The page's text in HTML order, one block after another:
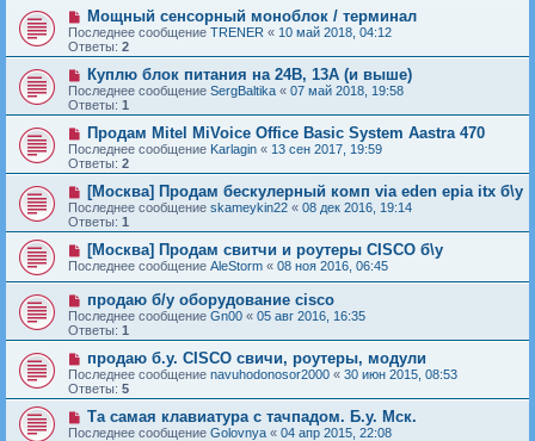
Мощный сенсорный моноблок / терминал
Последнее сообщение TRENER « 10 май 2018, 04:12
Ответы: 2
Куплю блок питания на 24В, 13А (и выше)
Последнее сообщение SergBaltika « 07 май 2018, 19:58
Ответы: 1
Продам Mitel MiVoice Office Basic System Aastra 470
Последнее сообщение Karlagin « 13 сен 2017, 19:59
Ответы: 2
[Москва] Продам бескулерный комп via eden epia itx б\у
Последнее сообщение skameykin22 « 08 дек 2016, 19:14
Ответы: 1
[Москва] Продам свитчи и роутеры CISCO б\у
Последнее сообщение AleStorm « 08 ноя 2016, 06:45
продаю б/у оборудование cisco
Последнее сообщение Gn00 « 05 авг 2016, 16:35
Ответы: 1
продаю б.у. CISCO свичи, роутеры, модули
Последнее сообщение navuhodonosor2000 « 30 июн 2015, 08:53
Ответы: 5
Та самая клавиатура с тачпадом. Б.у. Мск.
Последнее сообщение Golovnya « 04 апр 2015, 22:08